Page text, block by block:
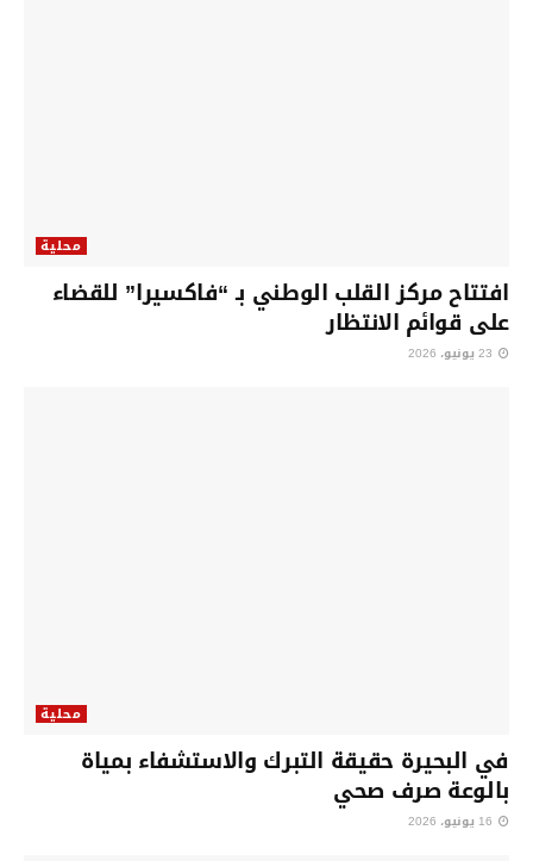
محلية
افتتاح مركز القلب الوطني بـ “فاكسيرا” للقضاء
على قوائم الانتظار
محلية
في البحيرة حقيقة التبرك والاستشفاء بمياة
بالوعة صرف صحي